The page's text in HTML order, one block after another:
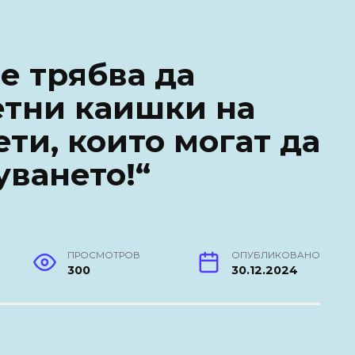
трябва да
каишки на
които могат да
ПРОСМОТРОВ
300
ОПУБЛИКОВАНО
30.12.2024